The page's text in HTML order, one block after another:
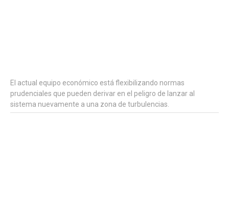
El actual equipo económico está flexibilizando normas
prudenciales que pueden derivar en el peligro de lanzar al
sistema nuevamente a una zona de turbulencias.